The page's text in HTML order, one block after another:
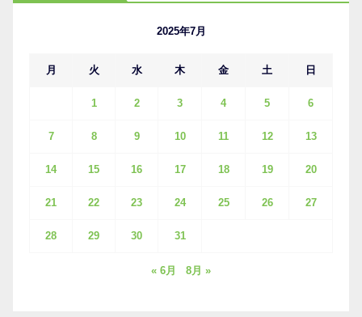
2025年7月
月 火 水 木 金 土 日
1 2 3 4 5 6
7 8 9 10 11 12 13
14 15 16 17 18 19 20
21 22 23 24 25 26 27
28 29 30 31
« 6月 8月 »